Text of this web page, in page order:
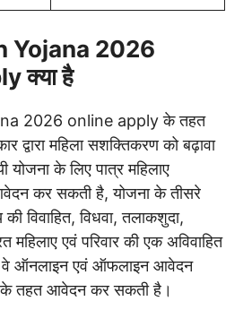
Yojana 2026
क्या है
2026 online apply के तहत
द्वारा महिला सशक्तिकरण को बढ़ावा
के लिए पात्र महिलाए
कर सकती है, योजना के तीसरे
की विवाहित, विधवा, तलाकशुदा,
महिलाए एवं परिवार की एक अविवाहित
वे ऑनलाइन एवं ऑफलाइन आवेदन
के तहत आवेदन कर सकती है।